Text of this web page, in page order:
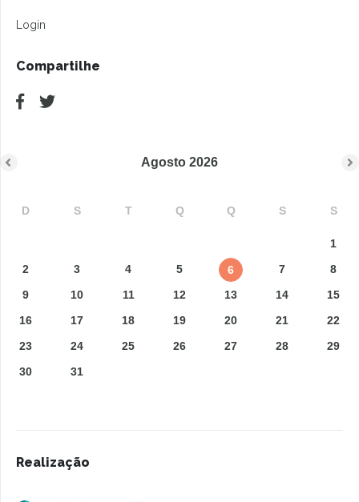
Login
Compartilhe
Agosto 2026
D S T Q Q S S
1
2
3 4 5 6 7
8
9
10 11 12 13 14
15
16
17 18 19 20 21
22
23
24 25 26 27 28
29
30
31
Realização